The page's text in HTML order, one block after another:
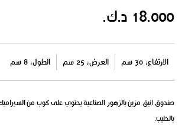
18.000 د.ك.
الارتفاع: 30 سم العرض: 25 سم الطول: 8 سم
صندوق انيق مزين بالزهور الصناعية يحتوي على كوب من السيراميك
بالحليب.